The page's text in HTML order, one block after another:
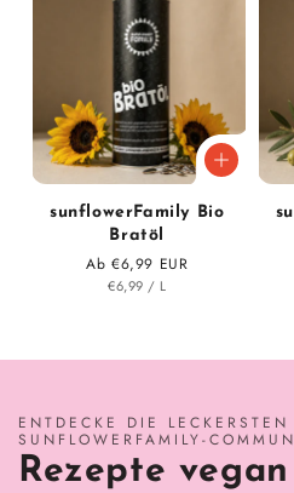
sunflower­Family Bio
Bratöl
Normaler Preis
Ab €6,99 EUR
STÜCK
€6,99 / PRO
L
ENTDECKE DIE
SUNFLOWERFAMILY-
Rezepte